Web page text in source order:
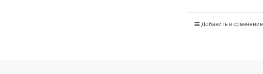
Добавить в сравнение